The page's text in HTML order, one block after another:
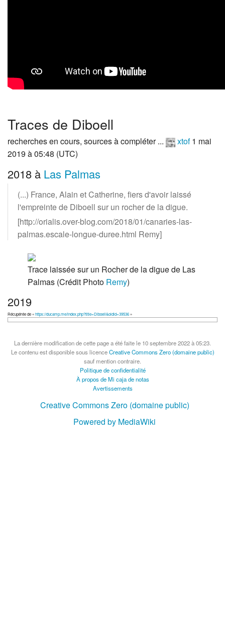
Traces de Diboell
recherches en cours, sources à compléter ... xtof1 mai
2019 à 05:48 (UTC)
2018 à Las Palmas
(...) France, Alain et Catherine, fiers d'avoir laissé
l'empreinte de Diboell sur un rocher de la digue.
[http://orialis.over-blog.com/2018/01/canaries-las-
palmas.escale-longue-duree.html Remy]
Trace laissée sur un Rocher de la digue de Las
Palmas (Crédit Photo Remy)
2019
Récupérée de «https://ducamp.me/index.php?title=Diboell&oldid=39536»
La dernière modification de cette page a été faite le 10 septembre 2022 à 05:23.
Le contenu est disponible sous licenceCreative Commons Zero (domaine public)
sauf mention contraire.
Politique de confidentialité
À propos de Mi caja de notas
Avertissements
Creative Commons Zero (domaine public)
Powered by MediaWiki